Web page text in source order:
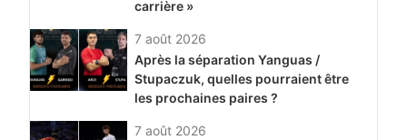
carrière »
Après la séparation Yanguas /
Stupaczuk, quelles pourraient être
les prochaines paires ?
7 août 2026
7 août 2026